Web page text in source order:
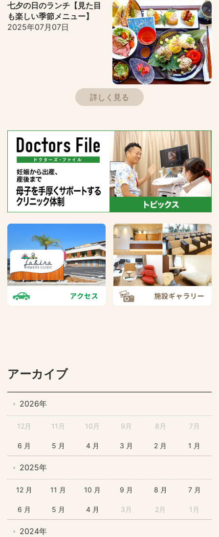
七夕の日のランチ【見た目
も楽しい季節メニュー】
2025年07月07日
詳しく見る
アーカイブ
2026年
12月 11月 10月 9月 8月 7月
6 月 5 月 4 月 3 月 2 月 1 月
2025年
12 月 11 月 10 月 9 月 8 月 7 月
6 月 5 月 4 月 3月 2月 1月
2024年